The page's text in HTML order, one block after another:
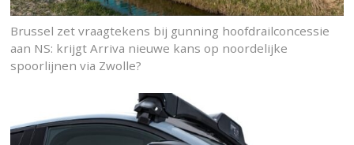
Brussel zet vraagtekens bij gunning hoofdrailconcessie
aan NS: krijgt Arriva nieuwe kans op noordelijke
spoorlijnen via Zwolle?